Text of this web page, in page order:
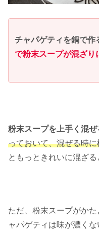
チャパゲティを鍋で作
で粉末スープが混ざり
粉末スープを上手く混
っておいて、混ぜる時
ともっときれいに混ざる
ただ、粉末スープがか
ャパゲティは味が濃く